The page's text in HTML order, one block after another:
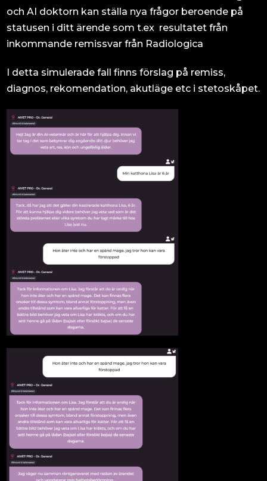
och AI doktorn kan ställa nya frågor beroende på
statusen i ditt ärende som t.ex resultatet från
inkommande remissvar från Radiologica
I detta simulerade fall finns förslag på remiss,
diagnos, rekomendation, akutläge etc i stetoskåpet.